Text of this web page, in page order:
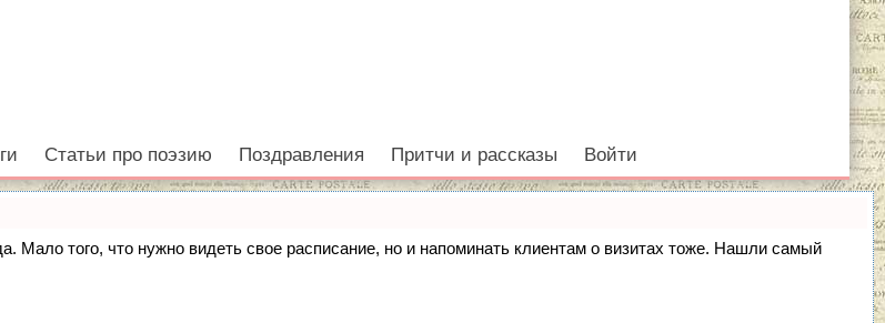
Статьи про поэзию Поздравления Притчи и рассказы Войти
Мало того, что нужно видеть свое расписание, но и напоминать клиентам о визитах тоже. Нашли самый